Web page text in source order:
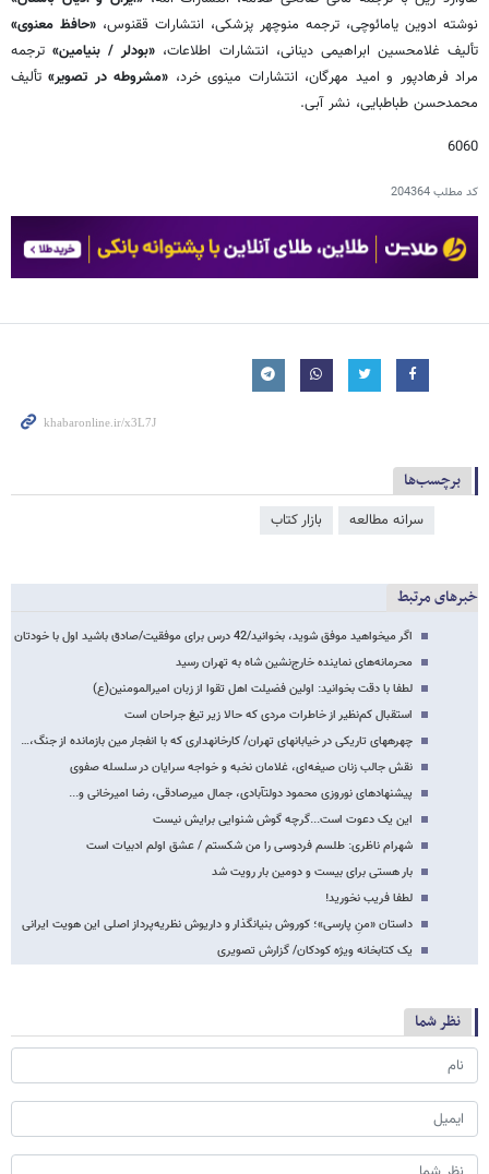
نوشته‌ ادوین یامائوچی، ترجمه‌ منوچهر پزشکی، انتشارات ققنوس، «حافظ معنوی»
تألیف غلامحسین ابراهیمی دینانی، انتشارات اطلاعات، «بودلر / بنیامین»ترجمه‌
مراد فرهادپور و امید مهرگان، انتشارات مینوی خرد، «مشروطه در تصویر»تألیف
محمدحسن طباطبایی، نشر آبی.
6060
کد مطلب204364
برچسب‌ها
سرانه مطالعه بازار کتاب
خبرهای مرتبط
اگر می​خواهید موفق شوید، بخوانید/42 درس برای موفقیت/صادق باشید اول با خودتان
محرمانه‌های نماینده خارج‌نشین شاه به تهران رسید
لطفا با دقت بخوانید: اولین فضیلت اهل تقوا از زبان امیرالمومنین(ع)
استقبال کم‌نظیر از خاطرات مردی که حالا زیر تیغ جراحان است
چهره​های تاریکی در خیابان​های تهران/ کارخانه​داری که با انفجار مین بازمانده از جنگ،…
نقش جالب زنان صیغه‌ای، غلامان نخبه و خواجه سرایان در سلسله صفوی
پیشنهادهای نوروزی محمود دولت​آبادی، جمال میرصادقی، رضا امیرخانی و...
این یک دعوت است...گرچه گوش شنوایی برایش نیست
شهرام ناظری: طلسم فردوسی را من شکستم / عشق اولم ادبیات است
بار هستی برای بیست و دومین بار رویت شد
لطفا فریب نخورید!
داستان «منِ پارسی»؛ کوروش بنیانگذار و داریوش نظریه‌پرداز اصلی این هویت ایرانی
یک کتابخانه ویژه کودکان/ گزارش تصویری
نظر شما